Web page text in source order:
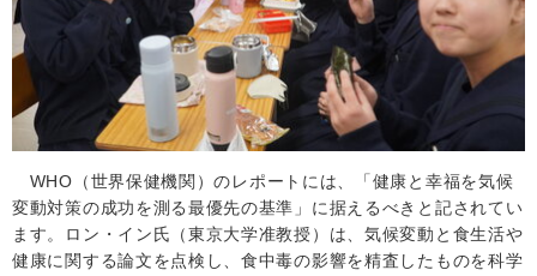
WHO（世界保健機関）のレポートには、「健康と幸福を気候
変動対策の成功を測る最優先の基準」に据えるべきと記されてい
ます。ロン・イン氏（東京大学准教授）は、気候変動と食生活や
健康に関する論文を点検し、食中毒の影響を精査したものを科学